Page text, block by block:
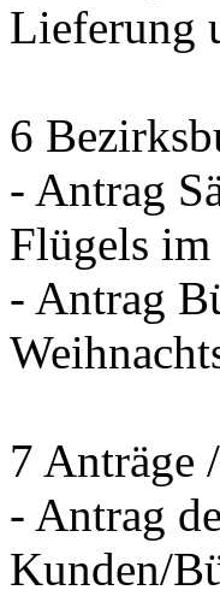
Lieferung
6
- Antrag
Flügels
- Antrag
7 Anträge
- Antrag
Kunden/